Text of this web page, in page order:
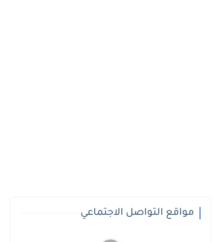
مواقع التواصل الاجتماعي